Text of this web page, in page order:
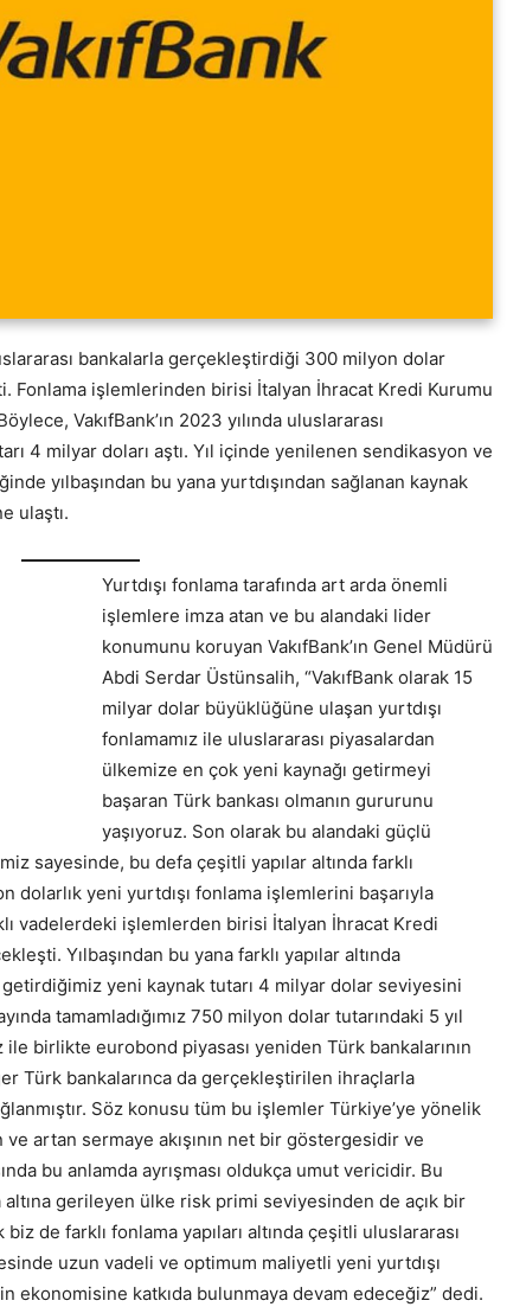
bankalarla gerçekleştirdiği 300 milyon dolar
Fonlama işlemlerinden birisi İtalyan İhracat Kredi Kurumu
VakıfBank’ın 2023 yılında uluslararası
4 milyar doları aştı. Yıl içinde yenilenen sendikasyon ve
yılbaşından bu yana yurtdışından sağlanan kaynak
ulaştı.
Yurtdışı fonlama tarafında art arda önemli
işlemlere imza atan ve bu alandaki lider
konumunu koruyan VakıfBank’ın Genel Müdürü
Abdi Serdar Üstünsalih, “VakıfBank olarak 15
milyar dolar büyüklüğüne ulaşan yurtdışı
fonlamamız ile uluslararası piyasalardan
ülkemize en çok yeni kaynağı getirmeyi
başaran Türk bankası olmanın gururunu
yaşıyoruz. Son olarak bu alandaki güçlü
sayesinde, bu defa çeşitli yapılar altında farklı
dolarlık yeni yurtdışı fonlama işlemlerini başarıyla
vadelerdeki işlemlerden birisi İtalyan İhracat Kredi
Yılbaşından bu yana farklı yapılar altında
yeni kaynak tutarı 4 milyar dolar seviyesini
tamamladığımız 750 milyon dolar tutarındaki 5 yıl
birlikte eurobond piyasası yeniden Türk bankalarının
Türk bankalarınca da gerçekleştirilen ihraçlarla
Söz konusu tüm bu işlemler Türkiye’ye yönelik
ve artan sermaye akışının net bir göstergesidir ve
bu anlamda ayrışması oldukça umut vericidir. Bu
gerileyen ülke risk primi seviyesinden de açık bir
de farklı fonlama yapıları altında çeşitli uluslararası
uzun vadeli ve optimum maliyetli yeni yurtdışı
ekonomisine katkıda bulunmaya devam edeceğiz” dedi.